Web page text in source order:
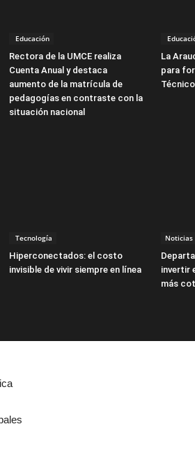
Educación
Rectora de la UMCE realiza
Cuenta Anual y destaca
aumento de la matrícula de
pedagogías en contraste con la
situación nacional
La
para
Tecnología
Hiperconectados: el costo
invisible de vivir siempre en línea
Noticias
invertir
más